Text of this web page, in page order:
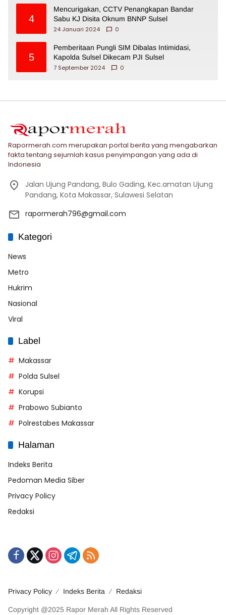
4
Mencurigakan, CCTV Penangkapan Bandar
Sabu KJ Disita Oknum BNNP Sulsel
24 Januari 2024
0
5
Pemberitaan Pungli SIM Dibalas Intimidasi,
Kapolda Sulsel Dikecam PJI Sulsel
7 September 2024
0
Rapormerah.com merupakan portal berita yang mengabarkan
fakta tentang sejumlah kasus penyimpangan yang ada di
Indonesia
Jalan Ujung Pandang, Bulo Gading, Kec.amatan Ujung
Pandang, Kota Makassar, Sulawesi Selatan
rapormerah796@gmail.com
Kategori
News
Metro
Hukrim
Nasional
Viral
Label
Makassar
Polda Sulsel
Korupsi
Prabowo Subianto
Polrestabes Makassar
Halaman
Indeks Berita
Pedoman Media Siber
Privacy Policy
Redaksi
Privacy Policy Indeks Berita Redaksi
Copyright @2025 Rapor Merah All Rights Reserved